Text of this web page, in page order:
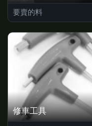
要賣的料
修車工具